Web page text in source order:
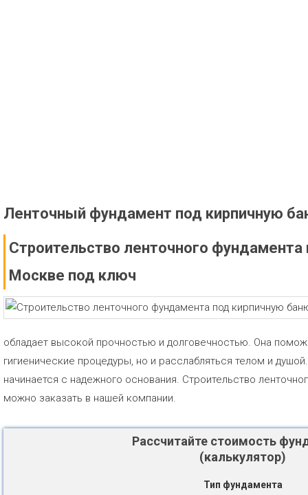
Ленточный фундамент под кирпичную
Строительство ленточного
Москве под ключ
обладает высокой прочностью и долговечностью. Она
гигиенические процедуры, но и расслабляться телом и
начинается с надежного основания. Строительство
можно заказать в нашей компании.
Рассчитайте стоимость
(калькулятор)
Тип фундамента